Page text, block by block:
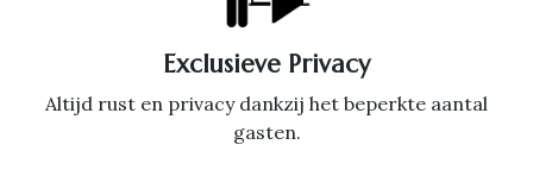
Exclusieve Privacy
Altijd rust en privacy dankzij het beperkte aantal
gasten.